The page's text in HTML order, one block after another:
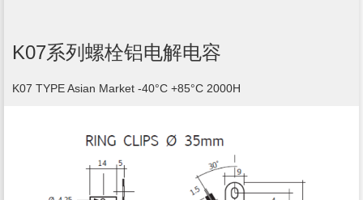
K07系列螺栓铝电解电容
K07 TYPE Asian Market -40°C +85°C 2000H